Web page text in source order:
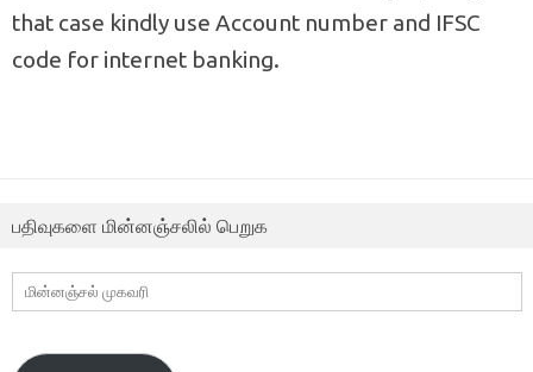
that case kindly use Account number and IFSC
code for internet banking.
பதிவுகளை மின்னஞ்சலில் பெறுக
மின்னஞ்சல்
முகவரி